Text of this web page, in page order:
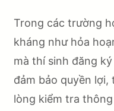
Trong các trường
kháng như hỏa
mà thí sinh đăng
đảm bảo quyền
lòng kiểm tra